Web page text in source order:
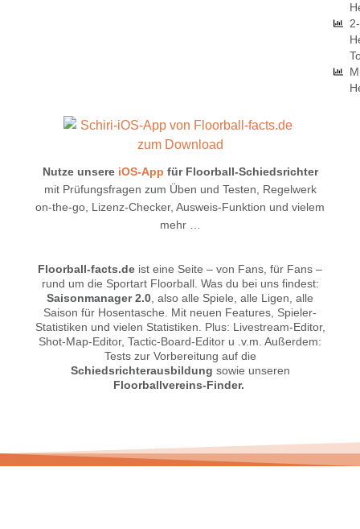
2-
Nutze unsere iOS-App für Floorball-Schiedsrichter
mit Prüfungsfragen zum Üben und Testen, Regelwerk
on-the-go, Lizenz-Checker, Ausweis-Funktion und vielem
mehr …
Floorball-facts.de ist eine Seite – von Fans, für Fans –
rund um die Sportart Floorball. Was du bei uns findest:
Saisonmanager 2.0, also alle Spiele, alle Ligen, alle
Saison für Hosentasche. Mit neuen Features, Spieler-
Statistiken und vielen Statistiken. Plus: Livestream-Editor,
Shot-Map-Editor, Tactic-Board-Editor u .v.m. Außerdem:
Tests zur Vorbereitung auf die
Schiedsrichterausbildung sowie unseren
Floorballvereins-Finder.